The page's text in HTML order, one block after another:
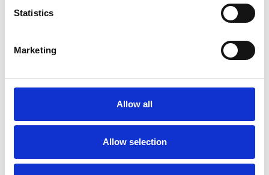
Statistics
Marketing
Allow all
Allow selection